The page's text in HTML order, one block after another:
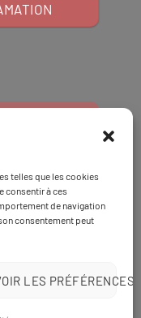
telles que les cookies
consentir à ces
de navigation
consentement peut
LES PRÉFÉRENCES
98pour
formation